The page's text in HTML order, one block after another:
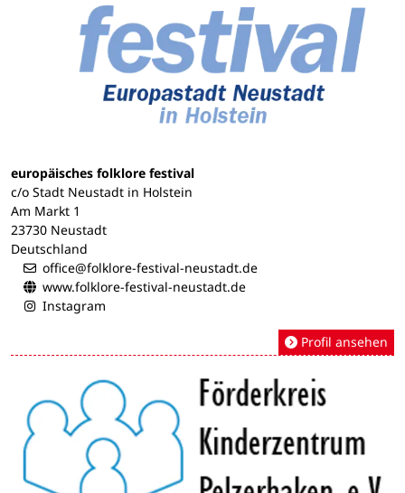
europäisches folklore festival
c/o Stadt Neustadt in Holstein
Am Markt 1
23730 Neustadt
Deutschland
office@folklore-festival-neustadt.de
www.folklore-festival-neustadt.de
Instagram
Profil ansehen